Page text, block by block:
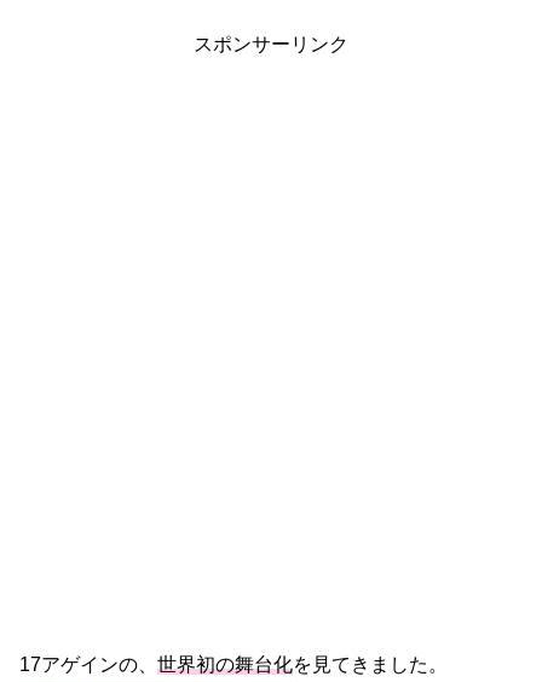
スポンサーリンク
17アゲインの、 世界初の舞台化を見てきました。